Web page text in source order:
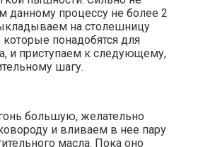
данному процессу не более 2
на столешницу
понадобятся для
и приступаем к следующему,
шагу.
большую, желательно
и вливаем в нее пару
масла. Пока оно